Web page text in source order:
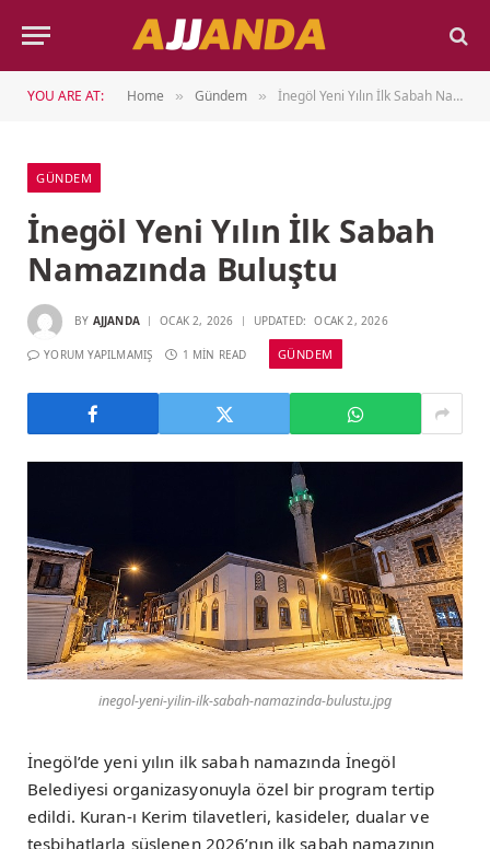
YOU ARE AT: Home » Gündem » İnegöl Yeni Yılın İlk Sabah Namazında Buluştu
GÜNDEM
İnegöl Yeni Yılın İlk Sabah
Namazında Buluştu
BY AJJANDA OCAK 2, 2026 UPDATED: OCAK 2, 2026
YORUM YAPILMAMIŞ 1 MIN READ GÜNDEM
inegol-yeni-yilin-ilk-sabah-namazinda-bulustu.jpg
İnegöl’de yeni yılın ilk sabah namazında İnegöl
Belediyesi organizasyonuyla özel bir program tertip
edildi. Kuran-ı Kerim tilavetleri, kasideler, dualar ve
tesbihatlarla süslenen 2026’nın ilk sabah namazının